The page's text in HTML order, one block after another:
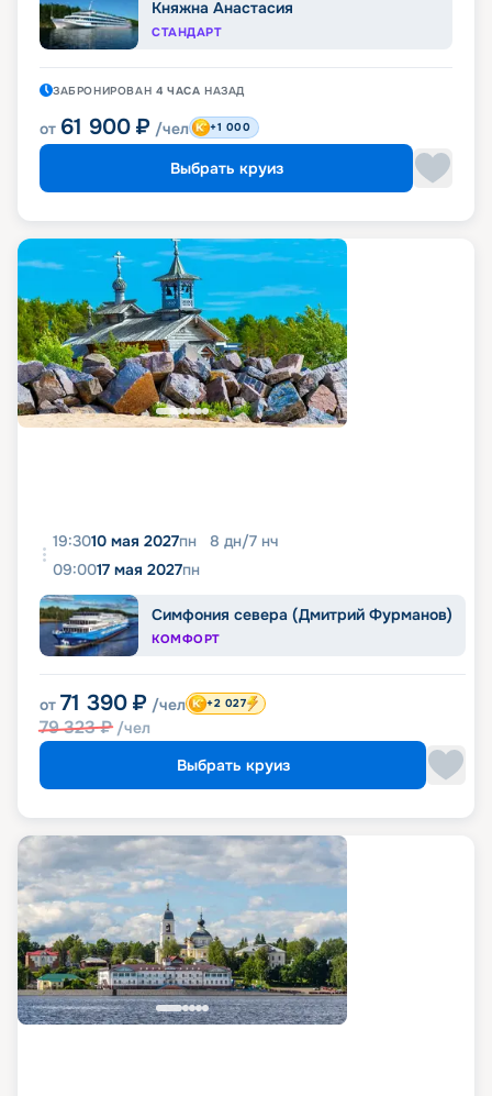
Княжна Анастасия
СТАНДАРТ
ЗАБРОНИРОВАН 4 ЧАСА НАЗАД
от 61 900 ₽ /чел +1 000
Выбрать круиз
19:3010 мая 2027пн 8 дн/7 нч
09:0017 мая 2027пн
Симфония севера (Дмитрий Фурманов)
КОМФОРТ
от 71 390 ₽ /чел
79 323₽ /чел
+2 027
Выбрать круиз